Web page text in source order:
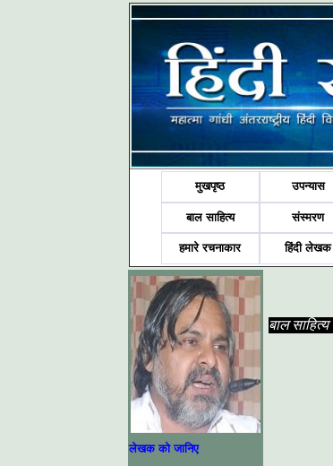
मुखपृष्ठ उपन्यास
बाल साहित्य संस्मरण
हमारे रचनाकार हिंदी लेखक
लेखक को जानिए
बाल साहित्य